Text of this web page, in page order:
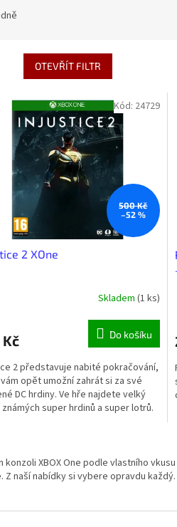
OTEVŘÍT FILTR
500 Kč
–52 %
2 XOne
Skladem (1 ks)
Do košíku
2 představuje nabité pokračování,
opět umožní zahrát si za své
DC hrdiny. Ve hře najdete velký
super hrdinů a super lotrů.
Kód: 24729
l
á
a
XBOX One podle vlastního
naší nabídky si vybere opravdu